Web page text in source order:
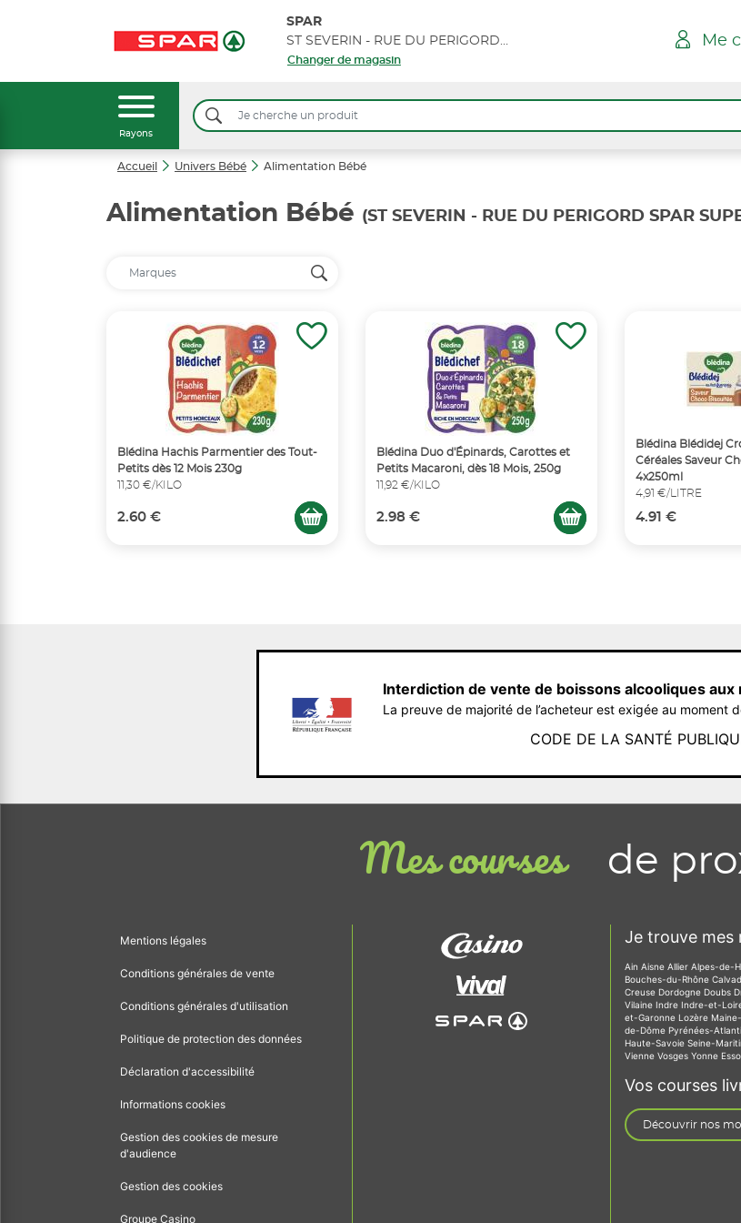
SPAR
ST SEVERIN - RUE DU PERIGORD SPAR SUPER
Changer de magasin
Me
Rayons
Accueil Univers Bébé Alimentation Bébé
Alimentation Bébé (ST SEVERIN - RUE DU PERIGORD SPAR
Blédina Hachis Parmentier des Tout-
Petits dès 12 Mois 230g
11,30 €/KILO
2.60 €
Blédina Duo d'Épinards, Carottes et
Petits Macaroni, dès 18 Mois, 250g
11,92 €/KILO
2.98 €
Blédina Blédidej
Céréales Saveur
4x250ml
4,91 €/LITRE
4.91 €
Interdiction de vente de boissons alcooliques aux
La preuve de majorité de l’acheteur est exigée au moment
CODE DE LA SANTÉ
Mes courses de
Mentions légales
Conditions générales de vente
Conditions générales d'utilisation
Politique de protection des données
Déclaration d'accessibilité
Informations cookies
Gestion des cookies de mesure
d'audience
Gestion des cookies
Groupe Casino
Je trouve mes
Ain Aisne Allier Alpes-de-
Bouches-du-Rhône
Creuse Dordogne Doubs
Vilaine Indre Indre-et-
et-Garonne Lozère
de-Dôme Pyrénées-
Haute-Savoie Seine-
Vienne Vosges Yonne
Vos courses
Découvrir nos